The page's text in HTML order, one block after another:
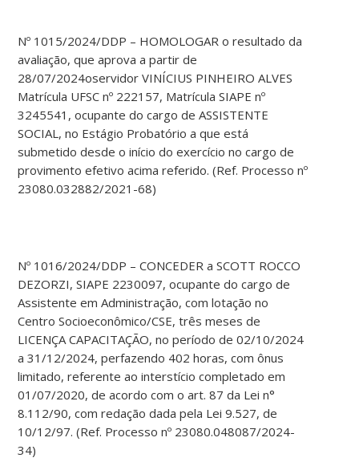
Nº 1015/2024/DDP – HOMOLOGAR o resultado da
avaliação, que aprova a partir de
28/07/2024oservidor VINÍCIUS PINHEIRO ALVES
Matrícula UFSC nº 222157, Matrícula SIAPE nº
3245541, ocupante do cargo de ASSISTENTE
SOCIAL, no Estágio Probatório a que está
submetido desde o início do exercício no cargo de
provimento efetivo acima referido. (Ref. Processo nº
23080.032882/2021-68)
Nº 1016/2024/DDP – CONCEDER a SCOTT ROCCO
DEZORZI, SIAPE 2230097, ocupante do cargo de
Assistente em Administração, com lotação no
Centro Socioeconômico/CSE, três meses de
LICENÇA CAPACITAÇÃO, no período de 02/10/2024
a 31/12/2024, perfazendo 402 horas, com ônus
limitado, referente ao interstício completado em
01/07/2020, de acordo com o art. 87 da Lei n°
8.112/90, com redação dada pela Lei 9.527, de
10/12/97. (Ref. Processo nº 23080.048087/2024-
34)